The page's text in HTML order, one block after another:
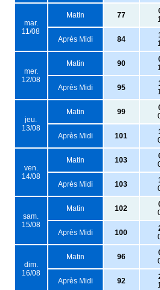
mar.
11/08
Matin 77
Après Midi 84
mer.
12/08
Matin 90
Après Midi 95
jeu.
13/08
Matin 99
Après Midi 101
ven.
14/08
Matin 103
Après Midi 103
sam.
15/08
Matin 102
Après Midi 100
dim.
16/08
Matin 96
Après Midi 92